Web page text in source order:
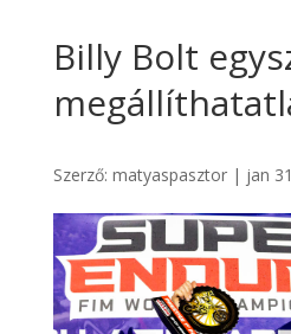
Billy Bolt
Szerző: matyaspasztor| jan